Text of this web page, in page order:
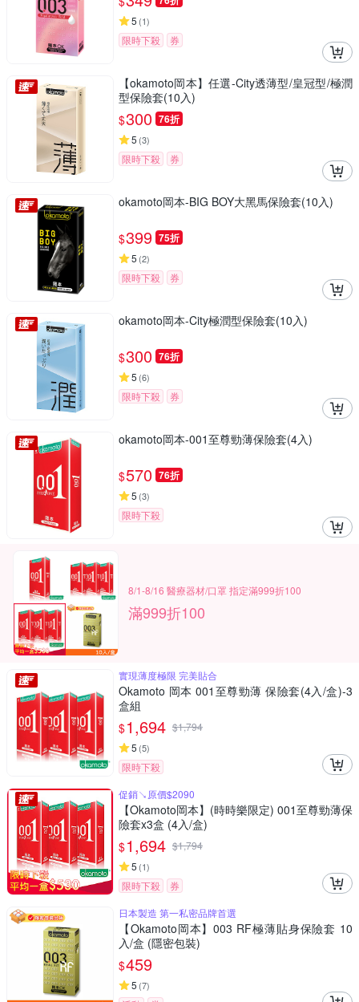
5 (1)
限時下殺 券
【okamoto岡本】任選-City透薄型/皇冠型/極潤
型保險套(10入)
$300 76折
5 (3)
限時下殺 券
okamoto岡本-BIG BOY大黑馬保險套(10入)
$399 75折
5 (2)
限時下殺 券
okamoto岡本-City極潤型保險套(10入)
$300 76折
5 (6)
限時下殺 券
okamoto岡本-001至尊勁薄保險套(4入)
$570 76折
5 (3)
限時下殺
8/1-8/16 醫療器材/口罩 指定滿999折100
滿999折100
實現薄度極限 完美貼合
Okamoto 岡本 001至尊勁薄 保險套(4入/盒)-3
盒組
$1,694 $1,794
5 (5)
限時下殺
促銷↘原價$2090
【Okamoto岡本】(時時樂限定) 001至尊勁薄保
險套x3盒 (4入/盒)
$1,694 $1,794
5 (1)
限時下殺
券
日本製造 第一私密品牌首選
【Okamoto岡本】003 RF極薄貼身保險套 10
入/盒 (隱密包裝)
$459
5 (7)